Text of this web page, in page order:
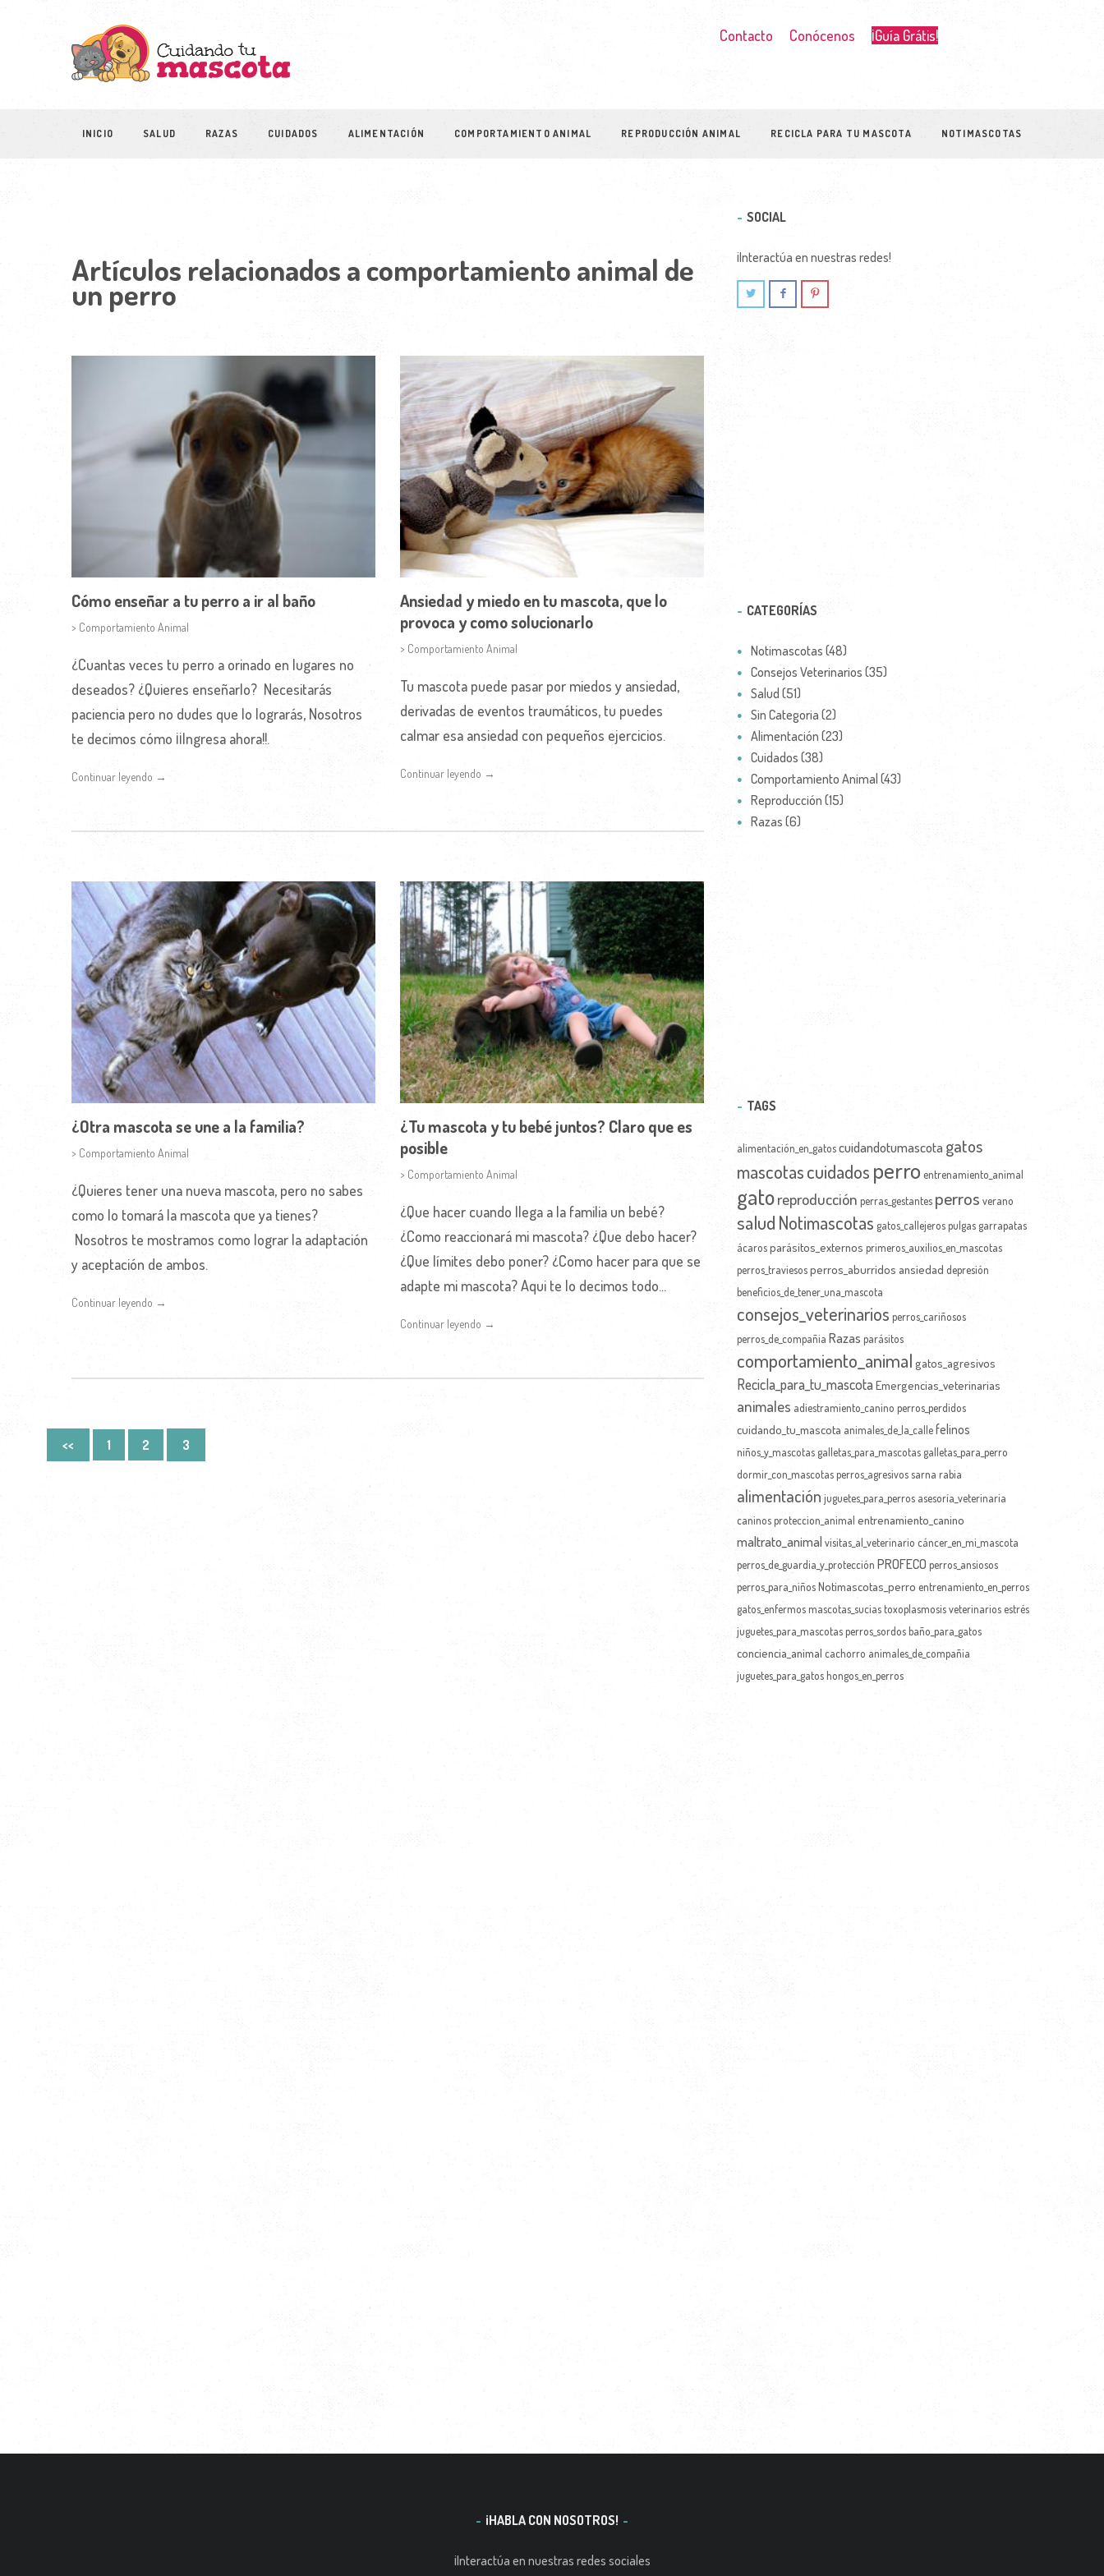
Contacto Conócenos ¡Guía Grátis!
INICIO SALUD RAZAS CUIDADOS ALIMENTACIÓN COMPORTAMIENTO ANIMAL REPRODUCCIÓN ANIMAL RECICLA PARA TU MASCOTA NOTIMASCOTAS
Artículos relacionados a comportamiento animal de
un perro
Cómo enseñar a tu perro a ir al baño
> Comportamiento Animal
¿Cuantas veces tu perro a orinado en lugares no
deseados? ¿Quieres enseñarlo? Necesitarás
paciencia pero no dudes que lo lograrás, Nosotros
te decimos cómo ¡¡Ingresa ahora!!.
Continuar leyendo →
Ansiedad y miedo en tu mascota, que lo
provoca y como solucionarlo
> Comportamiento Animal
Tu mascota puede pasar por miedos y ansiedad,
derivadas de eventos traumáticos, tu puedes
calmar esa ansiedad con pequeños ejercicios.
Continuar leyendo →
¿Otra mascota se une a la familia?
> Comportamiento Animal
¿Quieres tener una nueva mascota, pero no sabes
como lo tomará la mascota que ya tienes?
Nosotros te mostramos como lograr la adaptación
y aceptación de ambos.
Continuar leyendo →
¿Tu mascota y tu bebé juntos? Claro que es
posible
> Comportamiento Animal
¿Que hacer cuando llega a la familia un bebé?
¿Como reaccionará mi mascota? ¿Que debo hacer?
¿Que límites debo poner? ¿Como hacer para que se
adapte mi mascota? Aqui te lo decimos todo...
Continuar leyendo →
<< 1 2 3
SOCIAL
¡Interactúa en nuestras redes!
CATEGORÍAS
Notimascotas (48)
Consejos Veterinarios (35)
Salud (51)
Sin Categoria (2)
Alimentación (23)
Cuidados (38)
Comportamiento Animal (43)
Reproducción (15)
Razas (6)
TAGS
alimentación_en_gatoscuidandotumascota gatos
mascotascuidados perro entrenamiento_animal
gatoreproducción perras_gestantes perros verano
salud Notimascotas gatos_callejerospulgas garrapatas
ácarosparásitos_externos primeros_auxilios_en_mascotas
perros_traviesosperros_aburridos ansiedad depresión
beneficios_de_tener_una_mascota
consejos_veterinarios perros_cariñosos
perros_de_compañia Razas parásitos
comportamiento_animal gatos_agresivos
Recicla_para_tu_mascota Emergencias_veterinarias
animales adiestramiento_canino perros_perdidos
cuidando_tu_mascota animales_de_la_callefelinos
niños_y_mascotas galletas_para_mascotas galletas_para_perro
dormir_con_mascotas perros_agresivossarna rabia
alimentación juguetes_para_perros asesoría_veterinaria
caninosproteccion_animal entrenamiento_canino
maltrato_animal visitas_al_veterinario cáncer_en_mi_mascota
perros_de_guardia_y_protección PROFECO perros_ansiosos
perros_para_niñosNotimascotas_perro entrenamiento_en_perros
gatos_enfermos mascotas_sucias toxoplasmosisveterinarios estrés
juguetes_para_mascotas perros_sordos baño_para_gatos
conciencia_animal cachorro animales_de_compañia
juguetes_para_gatos hongos_en_perros
¡HABLA CON NOSOTROS!
¡Interactúa en nuestras redes sociales